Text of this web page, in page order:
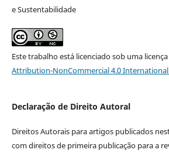
e Sustentabilidade
Este trabalho está licenciado sob uma licença
Attribution-NonCommercial 4.0 International
Declaração de Direito Autoral
Direitos Autorais para artigos publicados
com direitos de primeira publicação para a